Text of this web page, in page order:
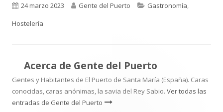
Publicado
el
24 marzo 2023 Autor
Gente del Puerto Categorías
Gastronomía,
Hostelería
Acerca de Gente del Puerto
Gentes y Habitantes de El Puerto de Santa María (España). Caras
conocidas, caras anónimas, la savia del Rey Sabio. Ver todas las
entradas de Gente del Puerto